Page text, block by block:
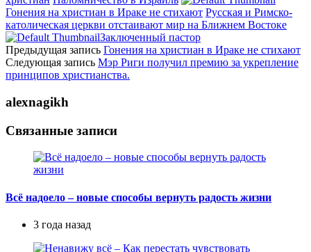
Гонения на христиан в Ираке не стихают Русская и Римско-
католическая церкви отстаивают мир на Ближнем Востоке
Заключенный пастор
Предыдущая запись Гонения на христиан в Ираке не стихают
Следующая запись Мэр Риги получил премию за укрепление
принципов христианства.
alexnagikh
Связанные записи
Всё надоело – новые способы вернуть радость жизни
3 года назад